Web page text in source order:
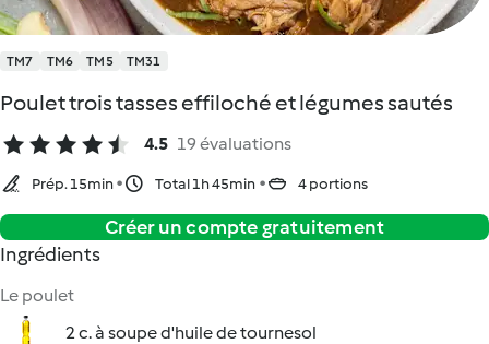
TM7 TM6 TM5 TM31
Poulet trois tasses effiloché et légumes sautés
4.5 19 évaluations
Prép. 15min Total 1h 45min 4 portions
Créer un compte gratuitement
Ingrédients
Le poulet
2 c. à soupe d'huile de tournesol